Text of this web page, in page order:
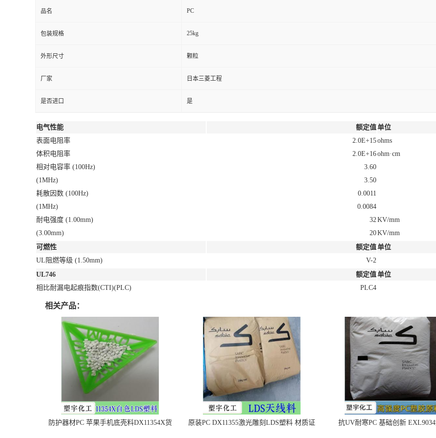
品名 PC
包装规格 25kg
外形尺寸 颗粒
厂家 日本三菱工程
是否进口 是
电气性能 额定值单位
表面电阻率
2.0E+15ohms
体积电阻率
2.0E+16ohm·cm
相对电容率 (100Hz)
3.60
(1MHz)
3.50
耗散因数 (100Hz)
0.0011
(1MHz)
0.0084
耐电强度 (1.00mm)
32KV/mm
(3.00mm)
20KV/mm
可燃性
额定值单位
UL阻燃等级 (1.50mm)
V-2
UL746
额定值单位
相比耐漏电起痕指数(CTI)(PLC)
PLC4
相关产品：
防护器材PC 苹果手机底壳料DX11354X货
原装PC DX11355激光雕刻LDS塑料 材质证
抗UV耐寒PC 基础创新